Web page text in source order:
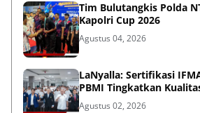
Tim Bulutangkis Polda
Kapolri Cup 2026
Agustus 04, 2026
LaNyalla: Sertifikasi
PBMI Tingkatkan
Agustus 02, 2026